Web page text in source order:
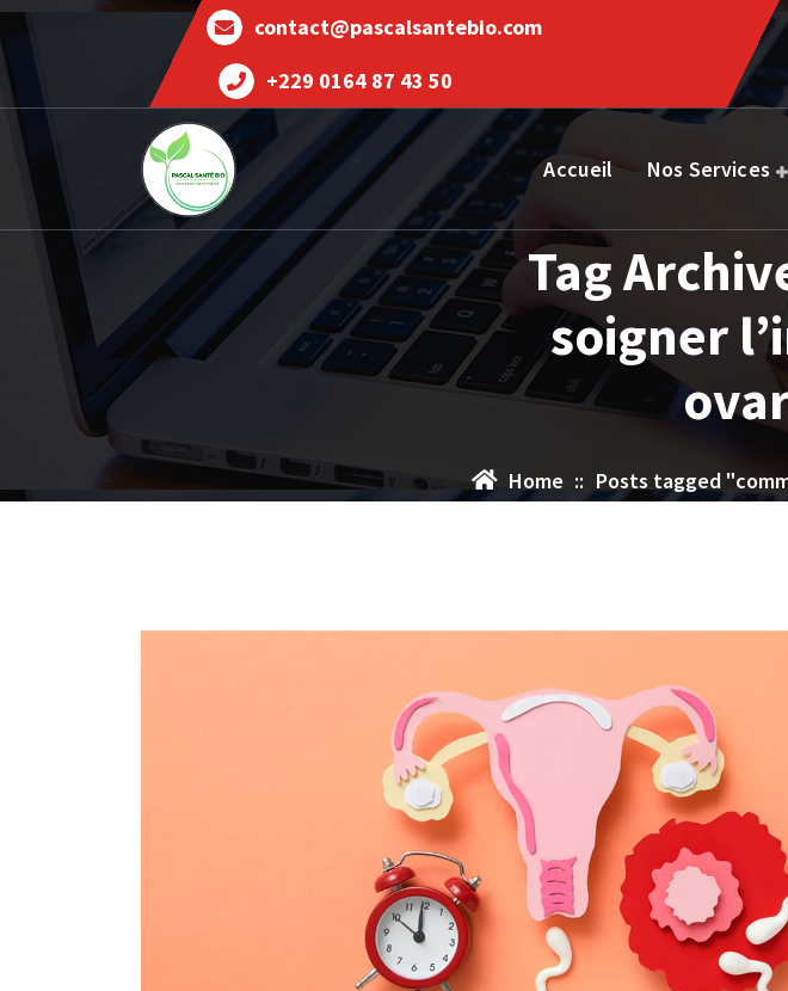
contact@pascalsantebio.com
+229 0164 87 43 50
Votre santé notre priorité
Accueil Nos Services
Tag
soigner
Home :: Posts tagged